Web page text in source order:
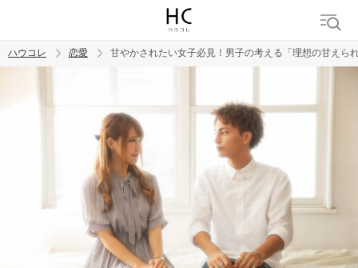
トレンド ワード
ハウコレ 恋愛 甘やかされたい女子必見！男子の考える「理想の甘えら